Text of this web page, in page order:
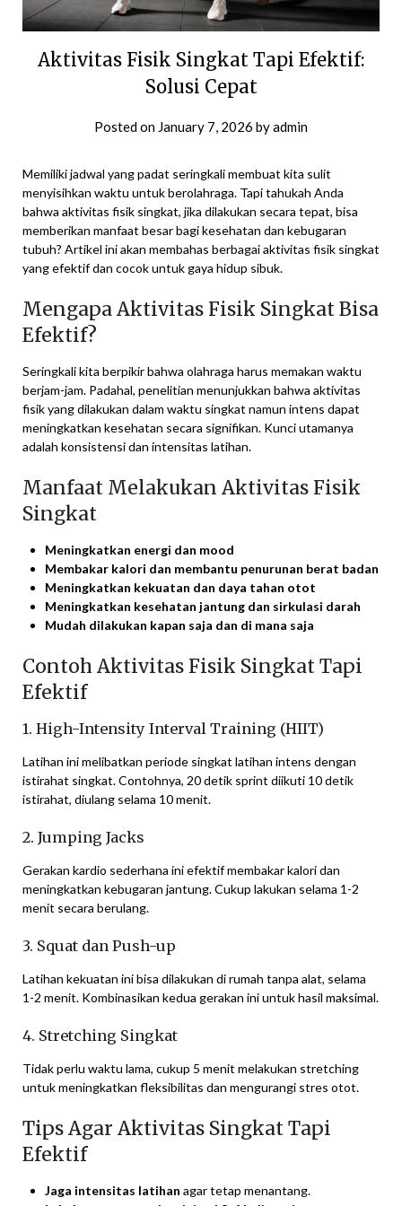
Aktivitas Fisik Singkat Tapi Efektif:
Solusi Cepat
Posted on January 7, 2026 byadmin
Memiliki jadwal yang padat seringkali membuat kita sulit
menyisihkan waktu untuk berolahraga. Tapi tahukah Anda
bahwa aktivitas fisik singkat, jika dilakukan secara tepat, bisa
memberikan manfaat besar bagi kesehatan dan kebugaran
tubuh? Artikel ini akan membahas berbagai aktivitas fisik singkat
yang efektif dan cocok untuk gaya hidup sibuk.
Mengapa Aktivitas Fisik Singkat Bisa
Efektif?
Seringkali kita berpikir bahwa olahraga harus memakan waktu
berjam-jam. Padahal, penelitian menunjukkan bahwa aktivitas
fisik yang dilakukan dalam waktu singkat namun intens dapat
meningkatkan kesehatan secara signifikan. Kunci utamanya
adalah konsistensi dan intensitas latihan.
Manfaat Melakukan Aktivitas Fisik
Singkat
Meningkatkan energi dan mood
Membakar kalori dan membantu penurunan berat badan
Meningkatkan kekuatan dan daya tahan otot
Meningkatkan kesehatan jantung dan sirkulasi darah
Mudah dilakukan kapan saja dan di mana saja
Contoh Aktivitas Fisik Singkat Tapi
Efektif
1. High-Intensity Interval Training (HIIT)
Latihan ini melibatkan periode singkat latihan intens dengan
istirahat singkat. Contohnya, 20 detik sprint diikuti 10 detik
istirahat, diulang selama 10 menit.
2. Jumping Jacks
Gerakan kardio sederhana ini efektif membakar kalori dan
meningkatkan kebugaran jantung. Cukup lakukan selama 1-2
menit secara berulang.
3. Squat dan Push-up
Latihan kekuatan ini bisa dilakukan di rumah tanpa alat, selama
1-2 menit. Kombinasikan kedua gerakan ini untuk hasil maksimal.
4. Stretching Singkat
Tidak perlu waktu lama, cukup 5 menit melakukan stretching
untuk meningkatkan fleksibilitas dan mengurangi stres otot.
Tips Agar Aktivitas Singkat Tapi
Efektif
Jaga intensitas latihan agar tetap menantang.